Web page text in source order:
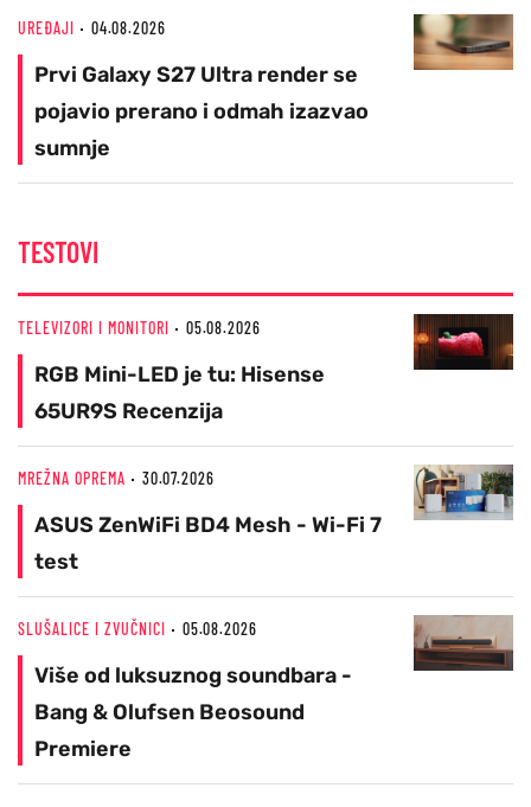
UREĐAJI 04.08.2026
Prvi Galaxy S27 Ultra render se
pojavio prerano i odmah izazvao
sumnje
TESTOVI
TELEVIZORI I MONITORI 05.08.2026
RGB Mini-LED je tu: Hisense
65UR9S Recenzija
MREŽNA OPREMA 30.07.2026
ASUS ZenWiFi BD4 Mesh - Wi-Fi 7
test
SLUŠALICE I ZVUČNICI 05.08.2026
Više od luksuznog soundbara -
Bang & Olufsen Beosound
Premiere